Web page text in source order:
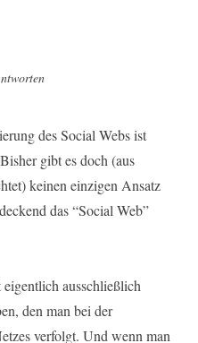
des Social Webs ist
gibt es doch (aus
keinen einzigen Ansatz
das “Social Web”
ausschließlich
den man bei der
verfolgt. Und wenn man